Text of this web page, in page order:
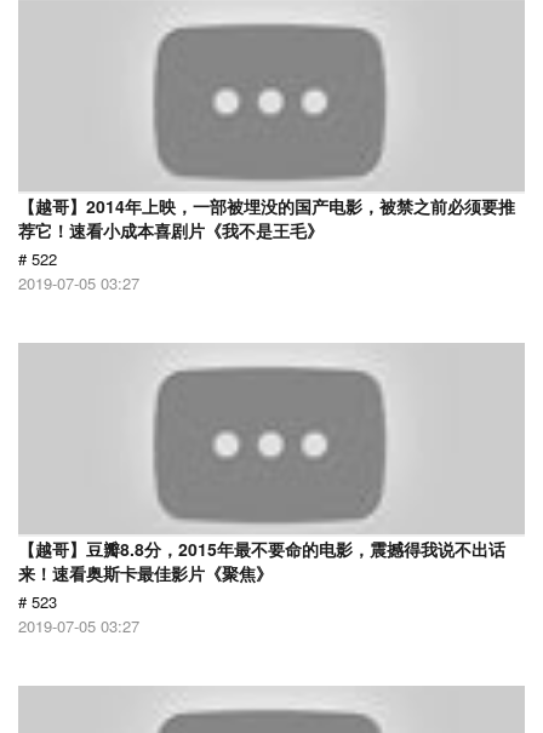
【越哥】2014年上映，一部被埋没的国产电影，被禁之前必须要推
荐它！速看小成本喜剧片《我不是王毛》
# 522
2019-07-05 03:27
【越哥】豆瓣8.8分，2015年最不要命的电影，震撼得我说不出话
来！速看奥斯卡最佳影片《聚焦》
# 523
2019-07-05 03:27